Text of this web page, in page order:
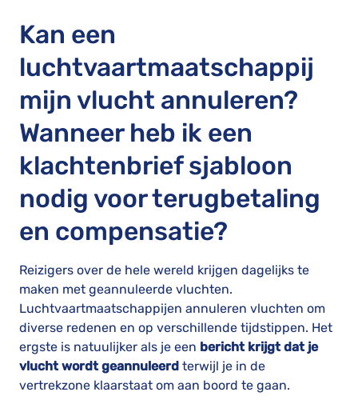
Kan een
luchtvaartmaatschappij
mijn vlucht annuleren?
Wanneer heb ik een
klachtenbrief sjabloon
nodig voor terugbetaling
en compensatie?
Reizigers over de hele wereld krijgen dagelijks te
maken met geannuleerde vluchten.
Luchtvaartmaatschappijen annuleren vluchten om
diverse redenen en op verschillende tijdstippen. Het
ergste is natuulijker als je een bericht krijgt dat je
vlucht wordt geannuleerd terwijl je in de
vertrekzone klaarstaat om aan boord te gaan.